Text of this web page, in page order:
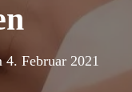
4. Februar 2021